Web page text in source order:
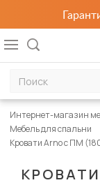
Интернет-магазин
Мебель для спальни
Кровати Arno с ПМ